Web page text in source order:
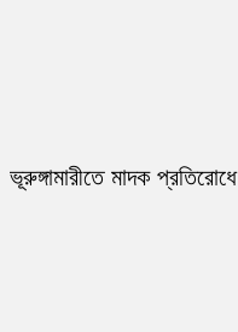
ভূরুঙ্গামারীতে মাদক